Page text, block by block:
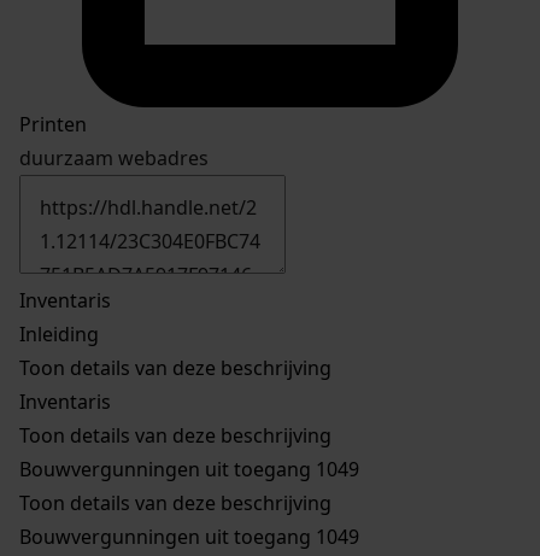
Printen
duurzaam webadres
Inventaris
Inleiding
Toon details van deze beschrijving
Inventaris
Toon details van deze beschrijving
Bouwvergunningen uit toegang 1049
Toon details van deze beschrijving
Bouwvergunningen uit toegang 1049